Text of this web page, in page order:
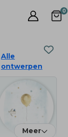
0
Alle
ontwerpen
Meer